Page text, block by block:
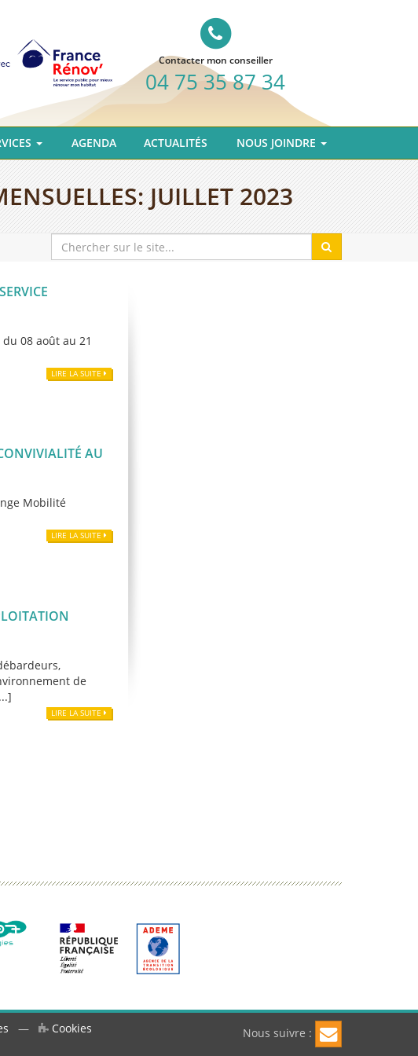
Contacter mon conseiller
04 75 35 87 34
AGENDA ACTUALITÉS NOUS JOINDRE
JUILLET 2023
08 août au 21
LIRE LA SUITE
AU
Mobilité
LIRE LA SUITE
de
LIRE LA SUITE
— Cookies Nous suivre :